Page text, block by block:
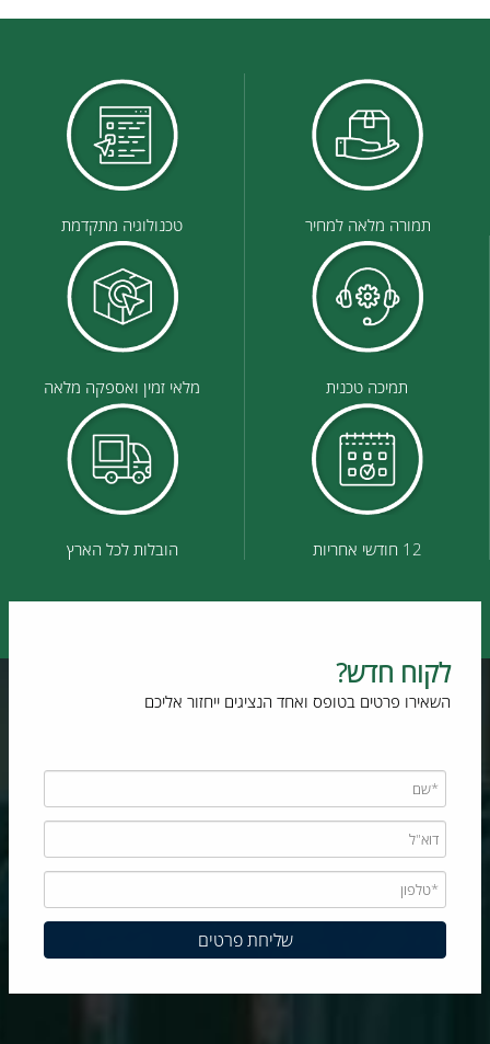
תמורה מלאה למחיר טכנולוגיה מתקדמת
תמיכה טכנית מלאי זמין ואספקה מלאה
12 חודשי אחריות הובלות לכל הארץ
לקוח חדש?
השאירו פרטים בטופס ואחד הנציגים ייחזור אליכם